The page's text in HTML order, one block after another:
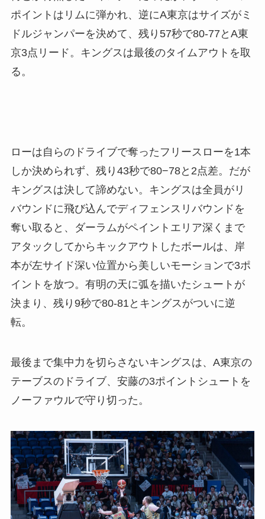
ポイントはリムに弾かれ、逆にA東京はサイズがミ
ドルジャンパーを決めて、残り57秒で80-77とA東
京3点リード。キングスは最後のタイムアウトを取
る。
ローは自らのドライブで奪ったフリースローを1本
しか決められず、残り43秒で80−78と2点差。だが
キングスは決して諦めない。キングスは全員がリ
バウンドに飛び込んでディフェンスリバウンドを
奪い取ると、ダーラムがペイントエリア深くまで
アタックしてからキックアウトしたボールは、岸
本が左サイド深い位置から美しいモーションで3ポ
イントを放つ。有明の天に弧を描いたシュートが
決まり、残り9秒で80-81とキングスがついに逆
転。
最後まで集中力を切らさないキングスは、A東京の
テーブスのドライブ、安藤の3ポイントシュートを
ノーファウルで守り切った。